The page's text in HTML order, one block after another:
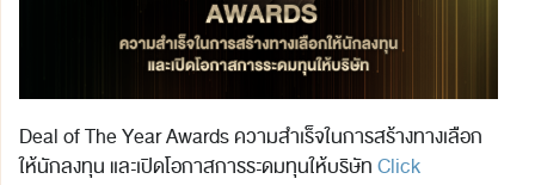
Deal of The Year Awards ความสำเร็จในการสร้างทางเลือก
ให้นักลงทุน และเปิดโอกาสการระดมทุนให้บริษัทClick